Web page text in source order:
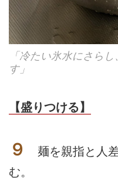
「冷たい氷水にさら
す」
【盛りつける】
９
麺を親指と人
む。